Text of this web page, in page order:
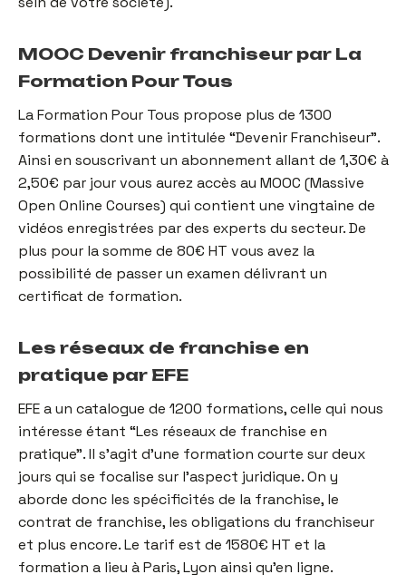
MOOC Devenir franchiseur par La
Formation Pour Tous
La Formation Pour Tous propose plus de 1300
formations dont une intitulée “Devenir Franchiseur”.
Ainsi en souscrivant un abonnement allant de 1,30€ à
2,50€ par jour vous aurez accès au MOOC (Massive
Open Online Courses) qui contient une vingtaine de
vidéos enregistrées par des experts du secteur. De
plus pour la somme de 80€ HT vous avez la
possibilité de passer un examen délivrant un
certificat de formation.
Les réseaux de franchise en
pratique par EFE
EFE a un catalogue de 1200 formations, celle qui nous
intéresse étant “Les réseaux de franchise en
pratique”. Il s’agit d’une formation courte sur deux
jours qui se focalise sur l’aspect juridique. On y
aborde donc les spécificités de la franchise, le
contrat de franchise, les obligations du franchiseur
et plus encore. Le tarif est de 1580€ HT et la
formation a lieu à Paris, Lyon ainsi qu’en ligne.